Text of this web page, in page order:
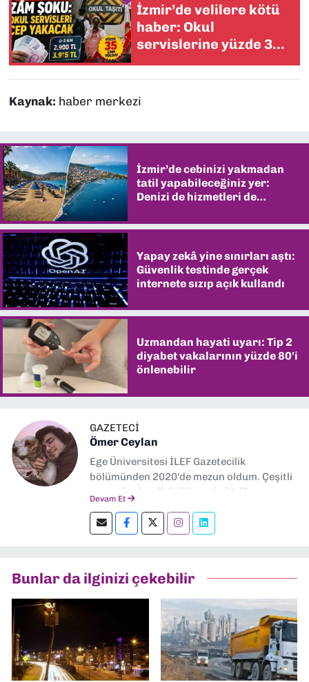
İzmir’de velilere kötü
haber: Okul
servislerine yüzde 35
Kaynak: haber merkezi
İzmir’de cebinizi yakmadan
tatil yapabileceğiniz yer:
Denizi de hizmetleri de
Yapay zekâ yine sınırları aştı:
Güvenlik testinde gerçek
internete sızıp açık kullandı
Uzmandan hayati uyarı: Tip 2
diyabet vakalarının yüzde 80'i
önlenebilir
GAZETECİ
Ömer Ceylan
Ege Üniversitesi İLEF Gazetecilik
bölümünden 2020'de mezun oldum. Çeşitli
gazetelerde editörlük, muhabirlik yaptım.
editörlük yapıyorum.
Devam Et
Bunlar da ilginizi çekebilir